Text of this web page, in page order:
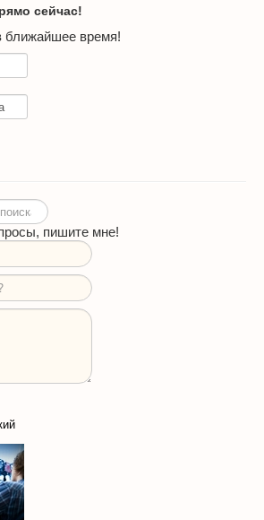
сейчас!
ближайшее время!
пишите мне!